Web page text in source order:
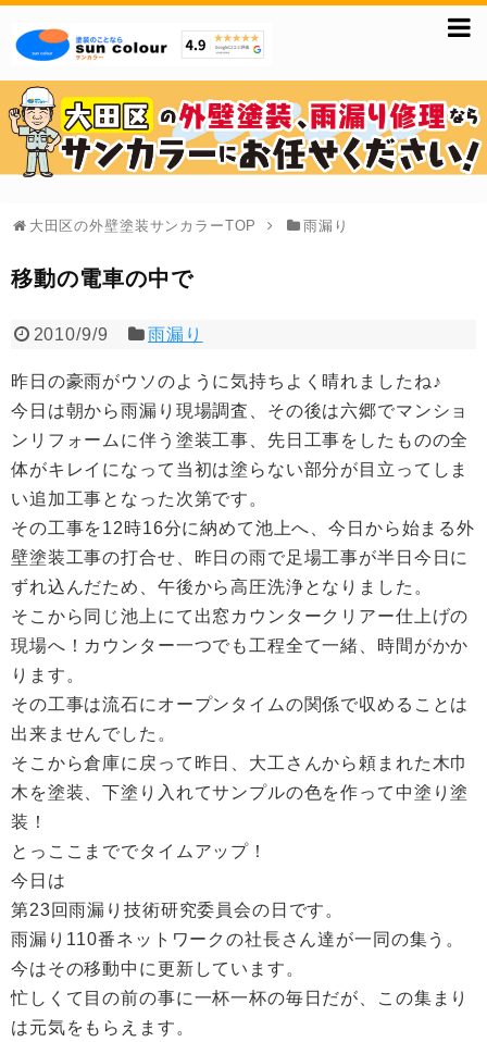
大田区の外壁塗装サンカラーTOP 雨漏り
移動の電車の中で
2010/9/9 雨漏り
昨日の豪雨がウソのように気持ちよく晴れましたね♪
今日は朝から雨漏り現場調査、その後は六郷でマンショ
ンリフォームに伴う塗装工事、先日工事をしたものの全
体がキレイになって当初は塗らない部分が目立ってしま
い追加工事となった次第です。
その工事を12時16分に納めて池上へ、今日から始まる外
壁塗装工事の打合せ、昨日の雨で足場工事が半日今日に
ずれ込んだため、午後から高圧洗浄となりました。
そこから同じ池上にて出窓カウンタークリアー仕上げの
現場へ！カウンター一つでも工程全て一緒、時間がかか
ります。
その工事は流石にオープンタイムの関係で収めることは
出来ませんでした。
そこから倉庫に戻って昨日、大工さんから頼まれた木巾
木を塗装、下塗り入れてサンプルの色を作って中塗り塗
装！
とっここまででタイムアップ！
今日は
第23回雨漏り技術研究委員会の日です。
雨漏り110番ネットワークの社長さん達が一同の集う。
今はその移動中に更新しています。
忙しくて目の前の事に一杯一杯の毎日だが、この集まり
は元気をもらえます。